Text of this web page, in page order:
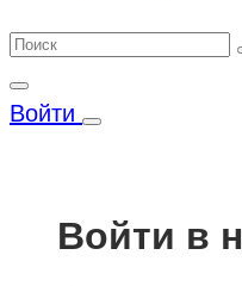
Войти
Войти в